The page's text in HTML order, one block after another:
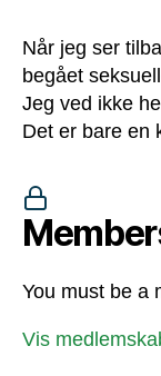
Når jeg ser
begået
Jeg ved ikke
Det er bare en
You must be a
Vis